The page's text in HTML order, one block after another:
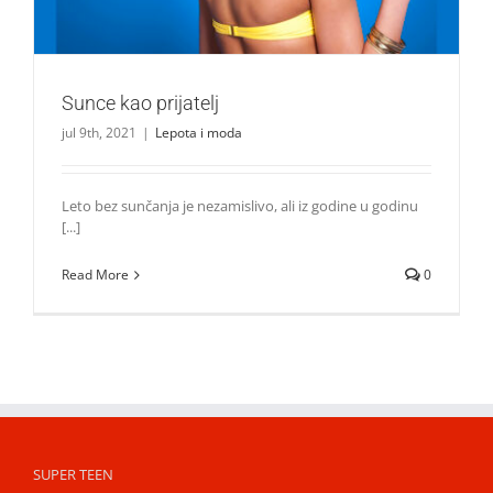
Sunce kao prijatelj
jul 9th, 2021 | Lepota i moda
Leto bez sunčanja je nezamislivo, ali iz godine u godinu
[...]
Read More 0
SUPER TEEN